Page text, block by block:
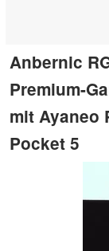
Anbernic
Premium-
mit Ayaneo
Pocket 5